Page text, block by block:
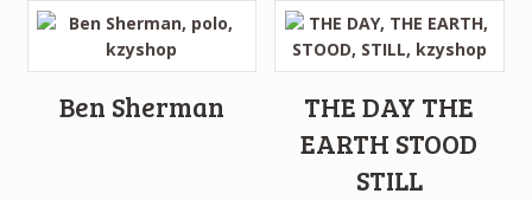
Ben Sherman
THE DAY THE
EARTH STOOD
STILL